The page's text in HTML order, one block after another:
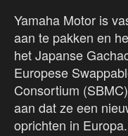
Yamaha Motor is
aan te pakken en
het Japanse
Europese
Consortium
aan dat ze een
oprichten in Europa.